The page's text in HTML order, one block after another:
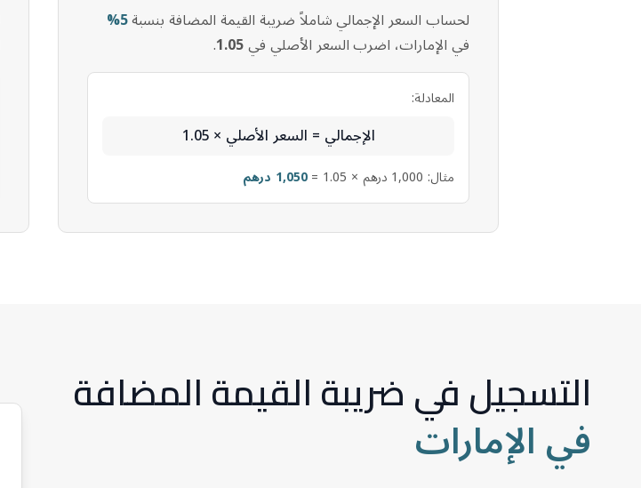
لحساب السعر الإجمالي شاملاً ضريبة القيمة المضافة بنسبة5%
في الإمارات، اضرب السعر الأصلي في1.05
.
المعادلة:
الإجمالي = السعر الأصلي × 1.05
مثال: 1,000 درهم × 1.05 = 1,050 درهم
التسجيل في ضريبة القيمة المضافة
في الإمارات